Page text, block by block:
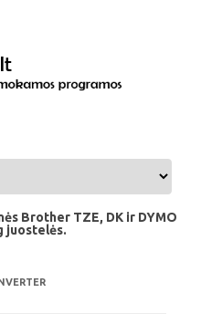
Brother TZE, DK ir DYMO
juostelės.